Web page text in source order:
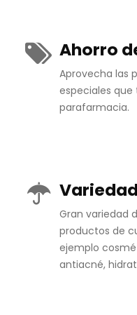
Ahorro
Aprovecha las
especiales
parafarmacia.
Gran variedad
productos de
ejemplo
antiacné,